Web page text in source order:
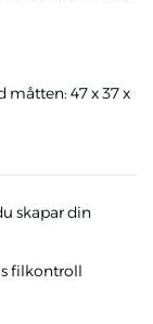
måtten: 47 x 37 x
skapar din
filkontroll